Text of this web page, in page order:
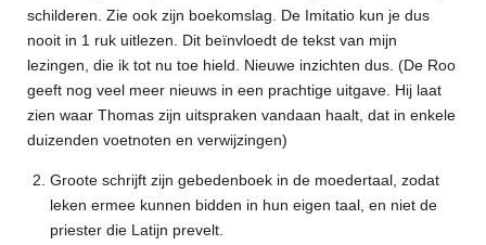
schilderen. Zie ook zijn boekomslag. De Imitatio kun je dus
nooit in 1 ruk uitlezen. Dit beïnvloedt de tekst van mijn
lezingen, die ik tot nu toe hield. Nieuwe inzichten dus. (De Roo
geeft nog veel meer nieuws in een prachtige uitgave. Hij laat
zien waar Thomas zijn uitspraken vandaan haalt, dat in enkele
duizenden voetnoten en verwijzingen)
Groote schrijft zijn gebedenboek in de moedertaal, zodat
leken ermee kunnen bidden in hun eigen taal, en niet de
priester die Latijn prevelt.